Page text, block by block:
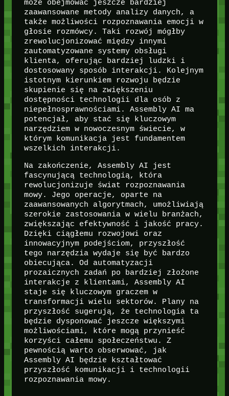
może obejmować jeszcze bardziej
zaawansowane metody analizy danych, a
także możliwości rozpoznawania emocji w
głosie rozmówcy. Taki rozwój mógłby
zrewolucjonizować między innymi
zautomatyzowane systemy obsługi
klienta, oferując bardziej ludzki i
dostosowany sposób interakcji. Kolejnym
istotnym kierunkiem rozwoju będzie
skupienie się na zwiększeniu
dostępności technologii dla osób z
niepełnosprawnościami. Assembly AI ma
potencjał, aby stać się kluczowym
narzędziem w nowoczesnym świecie, w
którym komunikacja jest fundamentem
wszelkich interakcji.
Na zakończenie, Assembly AI jest
fascynującą technologią, która
rewolucjonizuje świat rozpoznawania
mowy. Jego operacje, oparte na
zaawansowanych algorytmach, umożliwiają
szerokie zastosowania w wielu branżach,
zwiększając efektywność i jakość pracy.
Dzięki ciągłemu rozwojowi oraz
innowacyjnym podejściom, przyszłość
tego narzędzia wydaje się być bardzo
obiecująca. Od automatyzacji
prozaicznych zadań po bardziej złożone
interakcje z klientami, Assembly AI
staje się kluczowym graczem w
transformacji wielu sektorów. Plany na
przyszłość sugerują, że technologia ta
będzie dysponować jeszcze większymi
możliwościami, które mogą przynieść
korzyści całemu społeczeństwu. Z
pewnością warto obserwować, jak
Assembly AI będzie kształtować
przyszłość komunikacji i technologii
rozpoznawania mowy.